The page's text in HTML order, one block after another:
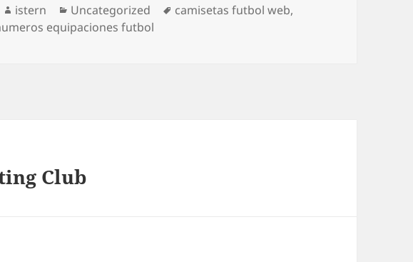
Autor
istern Categorías
Uncategorized Etiquetas
camisetas futbol web,
equipaciones futbol
Club